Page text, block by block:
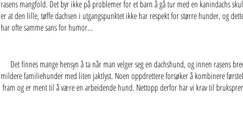
rasens mangfold. Det byr ikke på problemer for et barn å gå tur med en kanindachs
er at den lille, tøffe dachsen i utgangspunktet ikke har respekt for større hunder, og
har ofte samme sans for humor...
Det finnes mange hensyn å ta når man velger seg en dachshund, og innen rasens
mildere familiehunder med liten jaktlyst. Noen oppdrettere forsøker å kombinere
fram og er ment til å være en arbeidende hund. Nettopp derfor har vi krav til